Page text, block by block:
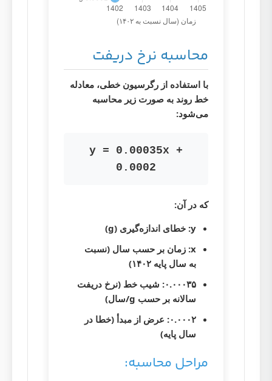
محاسبه نرخ دریفت
با استفاده از رگرسیون خطی، معادله
خط روند به صورت زیر محاسبه
می‌شود:
y = 0.00035x +
0.0002
که در آن:
y: خطای اندازه‌گیری (g)
x: زمان بر حسب سال (نسبت
به سال پایه ۱۴۰۲)
۰.۰۰۰۳۵: شیب خط (نرخ دریفت
سالانه بر حسب g/سال)
۰.۰۰۰۲: عرض از مبدأ (خطا در
سال پایه)
مراحل محاسبه: